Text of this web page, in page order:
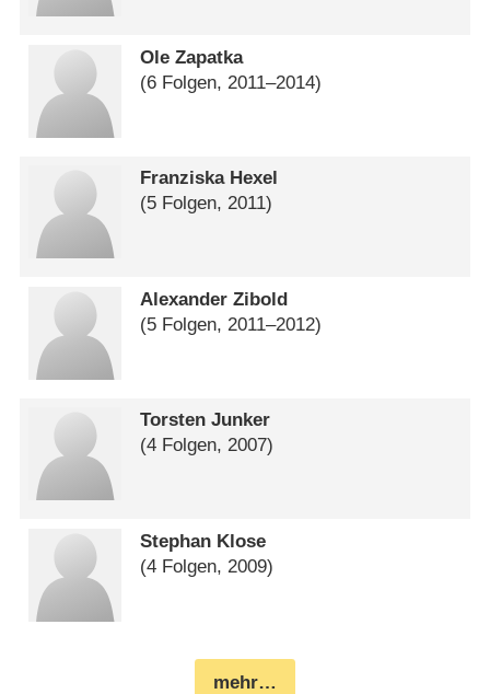
Ole Zapatka
(6 Folgen, 2011⁠–⁠2014)
Franziska Hexel
(5 Folgen, 2011)
Alexander Zibold
(5 Folgen, 2011⁠–⁠2012)
Torsten Junker
(4 Folgen, 2007)
Stephan Klose
(4 Folgen, 2009)
mehr…